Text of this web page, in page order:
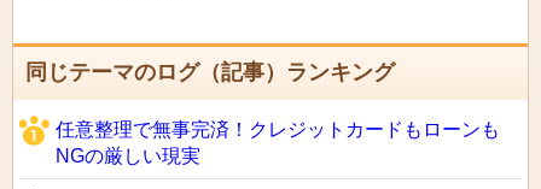
同じテーマのログ（記事）ランキング
任意整理で無事完済！クレジットカードもローンも
NGの厳しい現実